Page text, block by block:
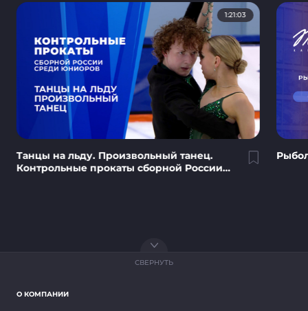
1:21:03
Танцы на льду. Произвольный танец.
Контрольные прокаты сборной России
СВЕРНУТЬ
О КОМПАНИИ